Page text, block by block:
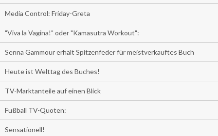
Media Control: Friday-Greta
"Viva la Vagina!" oder "Kamasutra Workout":
Senna Gammour erhält Spitzenfeder für meistverkauftes Buch
Heute ist Welttag des Buches!
TV-Marktanteile auf einen Blick
Fußball TV-Quoten:
Sensationell!